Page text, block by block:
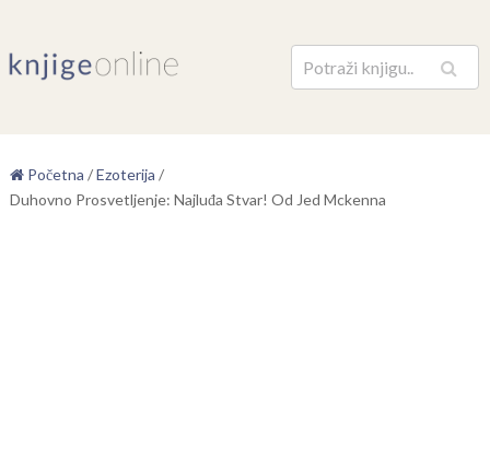
Pretraga
Početna /Ezoterija /
Duhovno Prosvetljenje: Najluđa Stvar! Od Jed Mckenna